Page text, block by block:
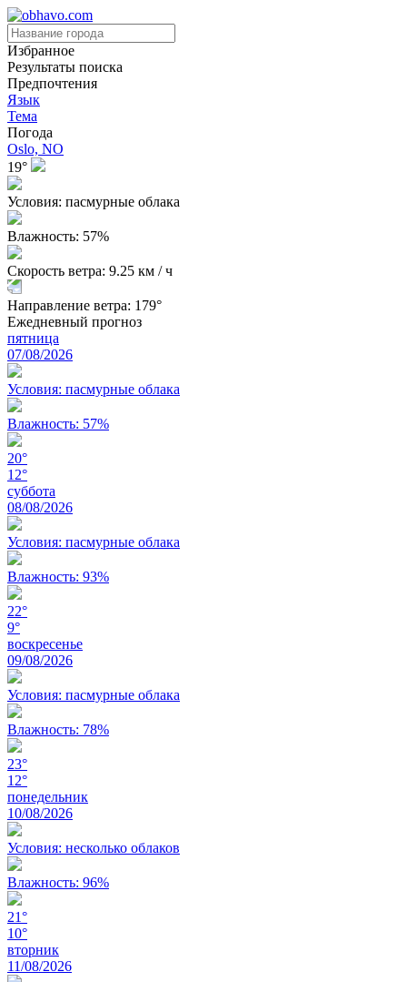
Избранное
Результаты поиска
Предпочтения
Язык
Тема
Погода
Oslo, NO
19°
Условия: пасмурные облака
Влажность: 57%
Скорость ветра: 9.25 км / ч
Направление ветра: 179°
Ежедневный прогноз
пятница
07/08/2026
Условия: пасмурные облака
Влажность: 57%
20°
12°
суббота
08/08/2026
Условия: пасмурные облака
Влажность: 93%
22°
9°
воскресенье
09/08/2026
Условия: пасмурные облака
Влажность: 78%
23°
12°
понедельник
10/08/2026
Условия: несколько облаков
Влажность: 96%
21°
10°
вторник
11/08/2026